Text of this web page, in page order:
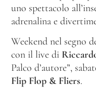
uno spettacolo
adrenalina e
Weekend nel segno
con il live di
Palco d’autore”,
Flip Flop & Fliers.